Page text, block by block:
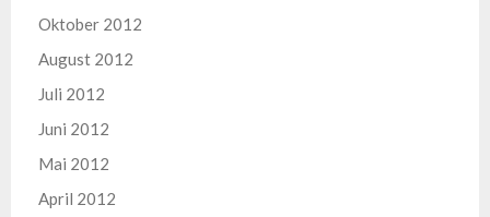
Oktober 2012
August 2012
Juli 2012
Juni 2012
Mai 2012
April 2012